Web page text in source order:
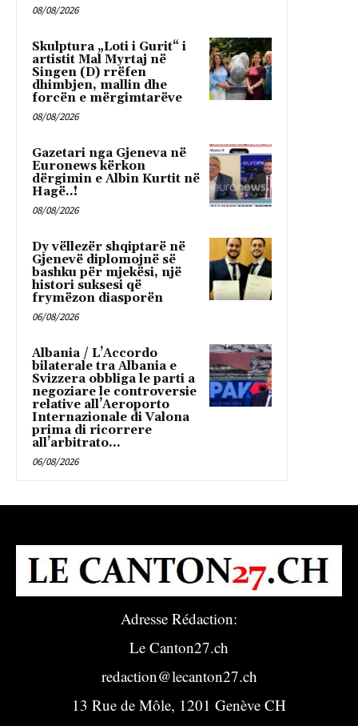
08/08/2026
Skulptura „Loti i Gurit“ i
artistit Mal Myrtaj në
Singen (D) rrëfen
dhimbjen, mallin dhe
forcën e mërgimtarëve
08/08/2026
Gazetari nga Gjeneva në
Euronews kërkon
dërgimin e Albin Kurtit në
Hagë..!
08/08/2026
Dy vëllezër shqiptarë në
Gjenevë diplomojnë së
bashku për mjekësi, një
histori suksesi që
frymëzon diasporën
06/08/2026
Albania / L’Accordo
bilaterale tra Albania e
Svizzera obbliga le parti a
negoziare le controversie
relative all’Aeroporto
Internazionale di Valona
prima di ricorrere
all’arbitrato...
06/08/2026
Adresse Rédaction:
Le Canton27.ch
redaction@lecanton27.ch
13 Rue de Môle, 1201 Genève CH